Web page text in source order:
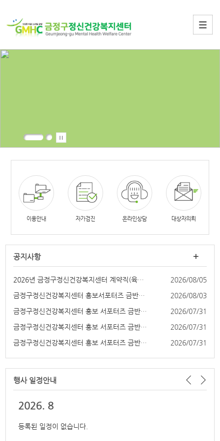
이용안내 자가검진 온라인상담 대상자의뢰
공지사항
2026년 금정구정신건강복지센터 계약직(육아휴직대...
2026/08/05
금정구정신건강복지센터 홍보서포터즈 금반장 4기 ...
2026/08/03
금정구정신건강복지센터 홍보 서포터즈 금반장 4기...
2026/07/31
금정구정신건강복지센터 홍보 서포터즈 금반장 4기...
2026/07/31
금정구정신건강복지센터 홍보 서포터즈 금반장 4기...
2026/07/31
행사 일정안내
2026. 8
등록된 일정이 없습니다.